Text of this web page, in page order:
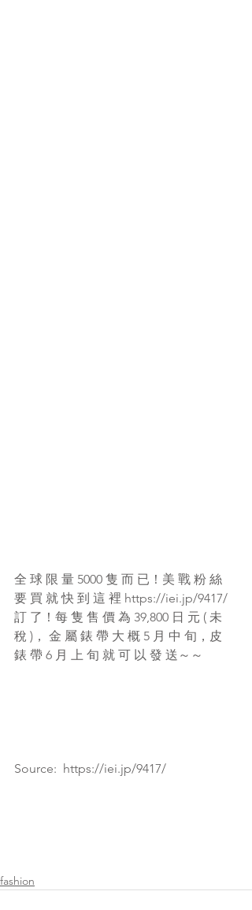
全 球 限 量 5000 隻 而 已！美 戰 粉 絲
要 買 就 快 到 這 裡 https://iei.jp/9417/
訂 了！每 隻 售 價 為 39,800 日 元 ( 未
稅 )， 金 屬 錶 帶 大 概 5 月 中 旬，皮
錶 帶 6 月 上 旬 就 可 以 發 送～～
Source:  https://iei.jp/9417/
fashion